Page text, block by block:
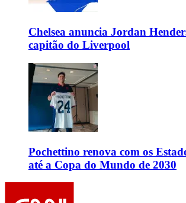
Chelsea anuncia Jordan
capitão do Liverpool
Pochettino renova com os
até a Copa do Mundo de 2030